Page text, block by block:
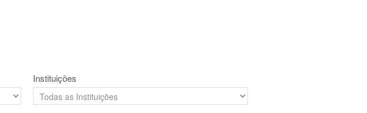
Instituições